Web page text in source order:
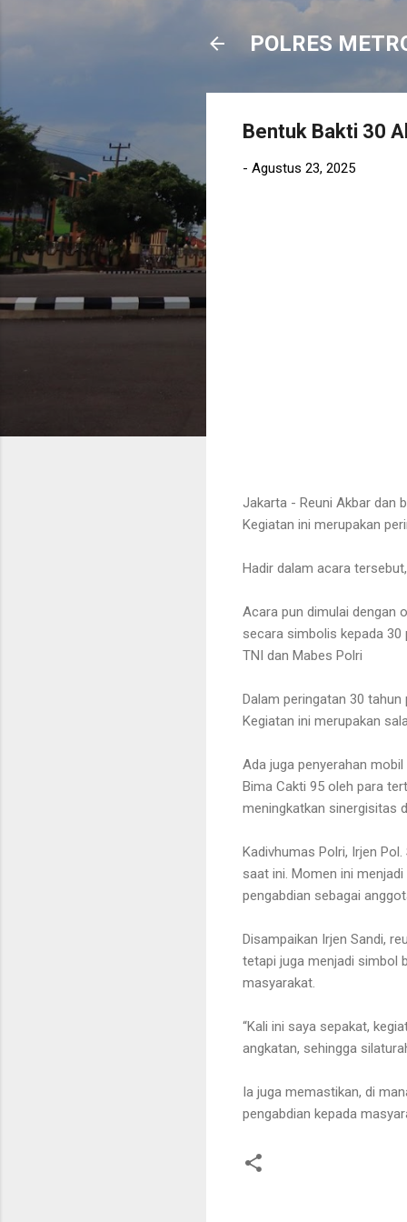
POLRES
Bentuk Bakti 30
- Agustus 23, 2025
Jakarta - Reuni Akbar dan
Kegiatan ini merupakan
Hadir dalam acara
Acara pun dimulai dengan
secara simbolis kepada 30
TNI dan Mabes Polri
Dalam peringatan 30
Kegiatan ini merupakan
Ada juga penyerahan
Bima Cakti 95 oleh para
meningkatkan sinergisitas
Kadivhumas Polri, Irjen
saat ini. Momen ini
pengabdian sebagai
Disampaikan Irjen Sandi,
tetapi juga menjadi simbol
masyarakat.
“Kali ini saya sepakat,
angkatan, sehingga
Ia juga memastikan, di
pengabdian kepada